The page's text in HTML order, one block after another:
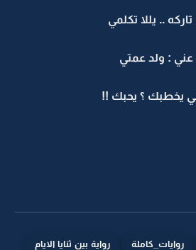
.. يللا تكلمي
: ولد عمتي
يخطبك ؟ يحبك !!
روايات_كاملة رواية بين ثنايا الايام